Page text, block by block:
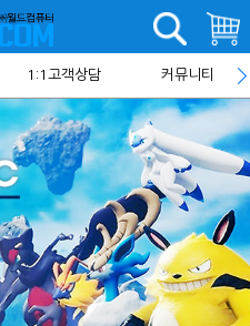
1:1고객상담 커뮤니티